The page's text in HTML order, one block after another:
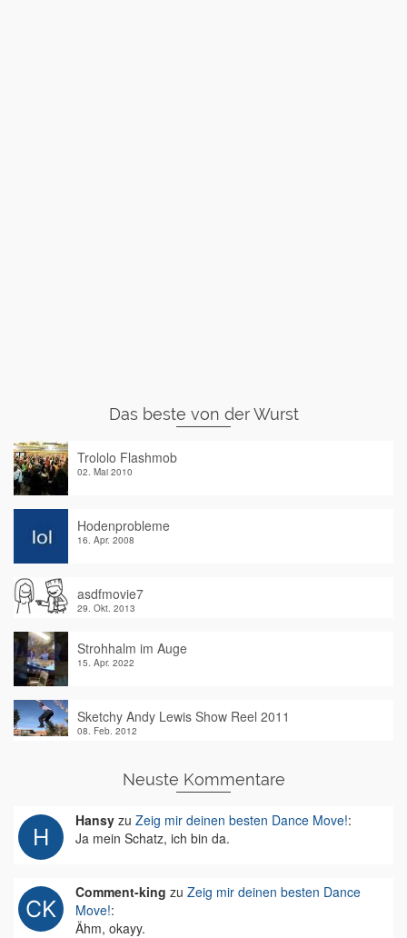
Das beste von der Wurst
Trololo Flashmob
02. Mai 2010
Hodenprobleme
16. Apr. 2008
asdfmovie7
29. Okt. 2013
Strohhalm im Auge
15. Apr. 2022
Sketchy Andy Lewis Show Reel 2011
08. Feb. 2012
Neuste Kommentare
Hansy zu Zeig mir deinen besten Dance Move!:
Ja mein Schatz, ich bin da.
Comment-king zu Zeig mir deinen besten Dance
Move!:
Ähm, okayy.